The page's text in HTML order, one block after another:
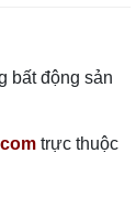
bất động sản
trực thuộc